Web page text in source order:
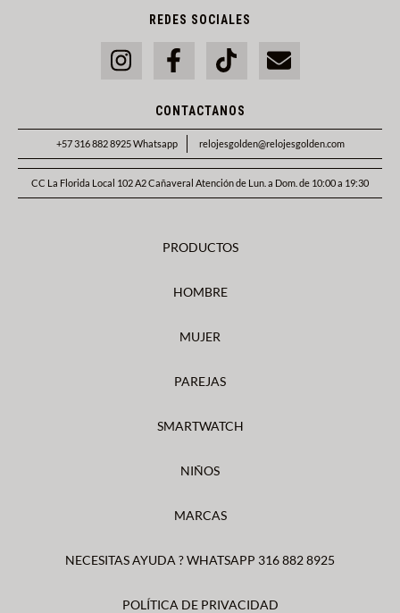
REDES SOCIALES
CONTACTANOS
+57 316 882 8925 Whatsapp relojesgolden@relojesgolden.com
CC La Florida Local 102 A2 Cañaveral Atención de Lun. a Dom. de 10:00 a 19:30
PRODUCTOS
HOMBRE
MUJER
PAREJAS
SMARTWATCH
NIÑOS
MARCAS
NECESITAS AYUDA ? WHATSAPP 316 882 8925
POLÍTICA DE PRIVACIDAD